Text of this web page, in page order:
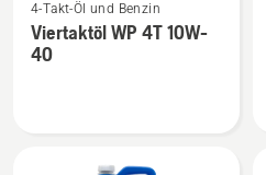
Details
Viertaktöl
4-Takt-Öl und Benzin
Viertaktöl WP 4T 10W-
40